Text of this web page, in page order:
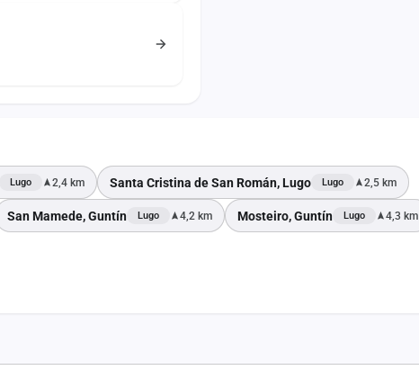
Lugo 2,4 km Santa Cristina de San Román, Lugo Lugo 2,5 km
San Mamede, Guntín Lugo 4,2 km Mosteiro, Guntín Lugo 4,3 km